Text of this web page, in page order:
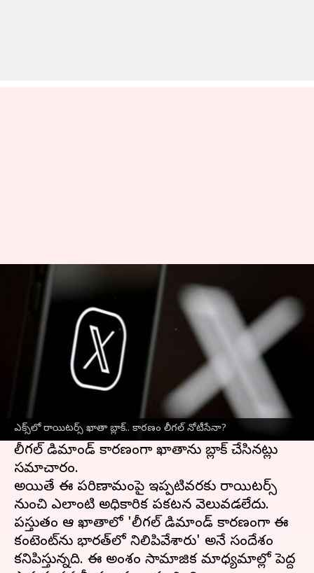
ఎక్స్‌లో రాయిటర్స్‌ ఖాతా బ్లాక్‌.. కారణం లీగల్ నోటీసేనా?
Reuters : ఎక్స్‌లో రాయిటర్స్‌ ఖాతా
బ్లాక్‌.. కారణం లీగల్ నోటీసేనా?
Jayachandra Akuri Jul 06, 2025 08:13 am
ఈ వార్తాకథనం ఏంటి
ప్రఖ్యాత అంతర్జాతీయ వార్తా ఏజెన్సీ రాయిటర్స్‌
అధికారిక ఎక్స్‌ ఖాతా (X handle) భారతదేశంలో
నిలిపివేశారు.
లీగల్‌ డిమాండ్‌ కారణంగా ఖాతాను బ్లాక్‌ చేసినట్లు
సమాచారం.
అయితే ఈ పరిణామంపై ఇప్పటివరకు రాయిటర్స్‌
నుంచి ఎలాంటి అధికారిక ప్రకటన వెలువడలేదు.
ప్రస్తుతం ఆ ఖాతాలో 'లీగల్‌ డిమాండ్‌ కారణంగా ఈ
కంటెంట్‌ను భారత్‌లో నిలిపివేశారు' అనే సందేశం
కనిపిస్తున్నది. ఈ అంశం సామాజిక మాధ్యమాల్లో పెద్ద